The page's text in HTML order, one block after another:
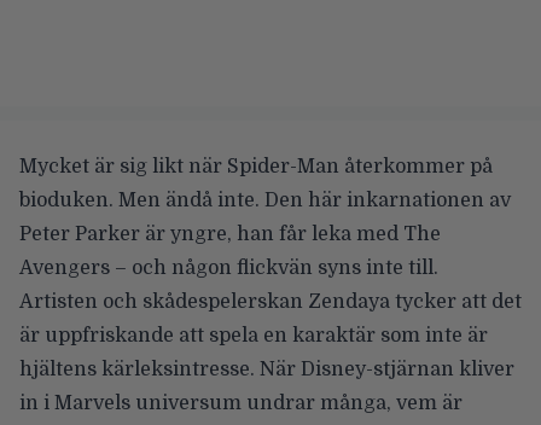
Mycket är sig likt när Spider-Man återkommer på
bioduken. Men ändå inte. Den här inkarnationen av
Peter Parker är yngre, han får leka med The
Avengers – och någon flickvän syns inte till.
Artisten och skådespelerskan Zendaya tycker att det
är uppfriskande att spela en karaktär som inte är
hjältens kärleksintresse. När Disney-stjärnan kliver
in i Marvels universum undrar många, vem är